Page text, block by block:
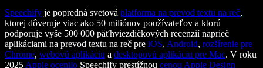
Speechify je popredná svetová platforma na prevod textu na reč,
ktorej dôveruje viac ako 50 miliónov používateľov a ktorú
podporuje vyše 500 000 päťhviezdičkových recenzií naprieč
aplikáciami na prevod textu na reč pre iOS, Android, rozšírenie pre
Chrome, webovú aplikáciu a desktopovú aplikáciu pre Mac. V roku
2025Apple ocenilo Speechify prestížnou cenou Apple Design